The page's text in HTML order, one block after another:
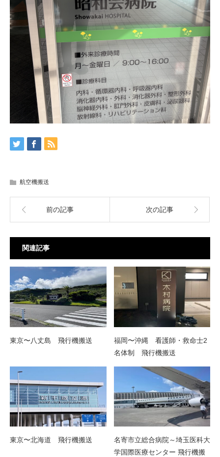
航空機搬送
前の記事 次の記事
関連記事
東京〜八丈島 飛行機搬送
福岡〜沖縄 看護師・救命士2
名体制 飛行機搬送
東京〜北海道 飛行機搬送
名寄市立総合病院～埼玉医科大
学国際医療センター 飛行機搬